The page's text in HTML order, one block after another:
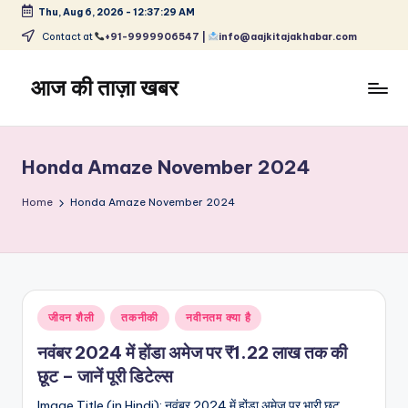
Skip
content
Thu, Aug 6, 2026 - 12:37:29 AM
Contact at +91-9999906547 | info@aajkitajakhabar.com
आज की ताज़ा खबर
ताज़ा
समाचार
–
और
विश्व
Honda Amaze November 2024
Home Honda Amaze November 2024
Posted
in
जीवन शैली तकनीकी नवीनतम क्या है
नवंबर 2024 में होंडा अमेज पर ₹1.22 लाख तक की
छूट – जानें पूरी डिटेल्स